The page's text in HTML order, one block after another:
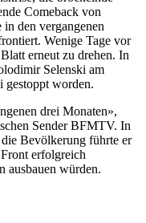
Comeback von
den vergangenen
Wenige Tage vor
erneut zu drehen. In
Selenski am
gestoppt worden.
drei Monaten»,
Sender BFMTV. In
Bevölkerung führte er
erfolgreich
ausbauen würden.